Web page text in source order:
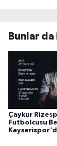
Bunlar
Çaykur
Futbolcusu